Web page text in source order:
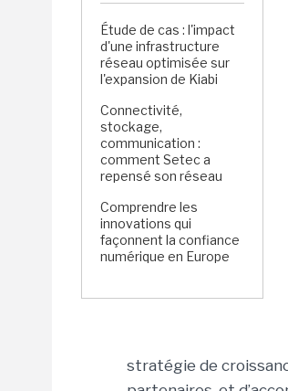
Étude de cas : l'impact
d'une infrastructure
réseau optimisée sur
l'expansion de Kiabi
Connectivité,
stockage,
communication :
comment Setec a
repensé son réseau
Comprendre les
innovations qui
façonnent la confiance
numérique en Europe
stratégie de